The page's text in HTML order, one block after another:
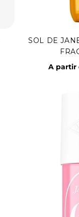
SOL DE
A partir